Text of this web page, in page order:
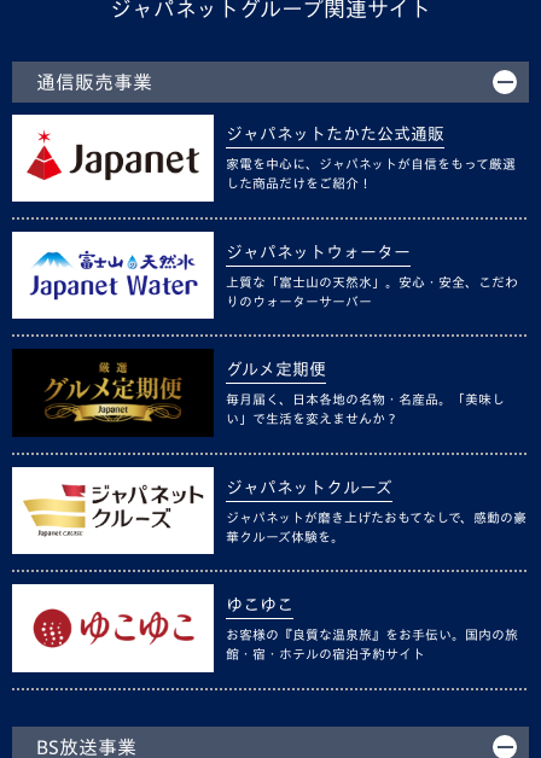
ジャパネットグループ関連サイト
通信販売事業
ジャパネットたかた公式通販
家電を中心に、ジャパネットが自信をもって厳選
した商品だけをご紹介！
ジャパネットウォーター
上質な「富士山の天然水」。安心・安全、こだわ
りのウォーターサーバー
グルメ定期便
毎月届く、日本各地の名物・名産品。「美味し
い」で生活を変えませんか？
ジャパネットクルーズ
ジャパネットが磨き上げたおもてなしで、感動の豪
華クルーズ体験を。
ゆこゆこ
お客様の『良質な温泉旅』をお手伝い。国内の旅
館・宿・ホテルの宿泊予約サイト
BS放送事業